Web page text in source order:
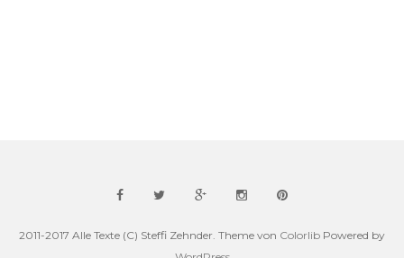
2011-2017 Alle Texte (C) Steffi Zehnder. Theme von Colorlib Powered by